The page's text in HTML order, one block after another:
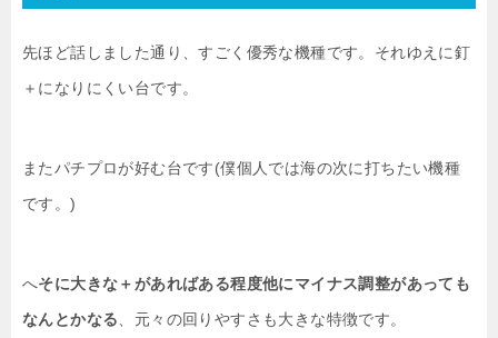
先ほど話しました通り、すごく優秀な機種です。それゆえに釘
＋になりにくい台です。
またパチプロが好む台です(僕個人では海の次に打ちたい機種
です。)
へそに大きな＋があればある程度他にマイナス調整があっても
なんとかなる、元々の回りやすさも大きな特徴です。